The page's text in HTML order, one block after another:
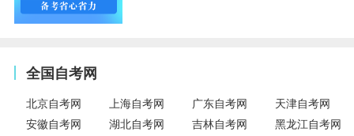
全国自考网
北京自考网 上海自考网 广东自考网
天津自考网
安徽自考网
湖北自考网 吉林自考网
黑龙江自考网